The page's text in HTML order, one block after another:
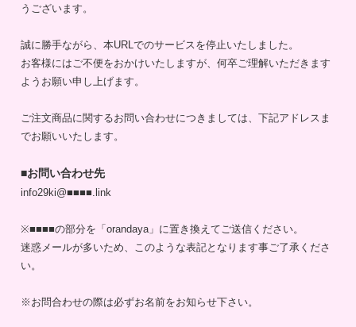
うございます。
誠に勝手ながら、本URLでのサービスを停止いたしました。
お客様にはご不便をおかけいたしますが、何卒ご理解いただきます
ようお願い申し上げます。
ご注文商品に関するお問い合わせにつきましては、下記アドレスま
でお願いいたします。
■お問い合わせ先
info29ki@■■■■.link
※■■■■の部分を「orandaya」に置き換えてご送信ください。
迷惑メールが多いため、このような表記となります事ご了承くださ
い。
※お問合わせの際は必ずお名前をお知らせ下さい。